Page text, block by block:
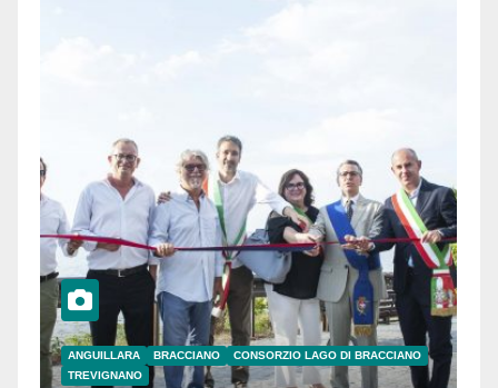
ANGUILLARA BRACCIANO
CONSORZIO LAGO DI BRACCIANO
TREVIGNANO